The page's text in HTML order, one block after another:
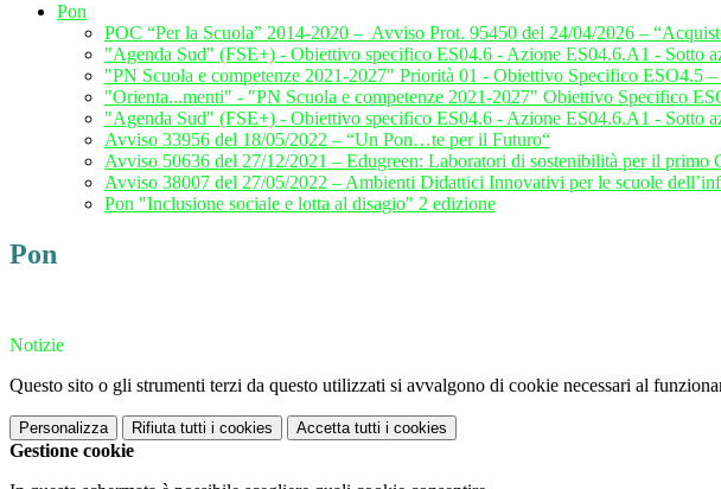
Pon
POC “Per la Scuola” 2014-2020 – Avviso Prot. 95450 del 24/04/2026 –
"Agenda Sud" (FSE+) - Obiettivo specifico ES04.6 - Azione ES04.6.A1 - Sotto
"PN Scuola e competenze 2021-2027" Priorità 01 - Obiettivo Specifico
"Orienta...menti" - "PN Scuola e competenze 2021-2027" Obiettivo Specifico
"Agenda Sud" (FSE+) - Obiettivo specifico ES04.6 - Azione ES04.6.A1 - Sotto
Avviso 33956 del 18/05/2022 – “Un Pon…te per il Futuro“
Avviso 50636 del 27/12/2021 – Edugreen: Laboratori di sostenibilità per il primo
Avviso 38007 del 27/05/2022 – Ambienti Didattici Innovativi per le scuole
Pon "Inclusione sociale e lotta al disagio" 2 edizione
Pon
Notizie
Questo sito o gli strumenti terzi da questo utilizzati si avvalgono di cookie necessari al
Personalizza Rifiuta tutti i cookies Accetta tutti i cookies
Gestione cookie